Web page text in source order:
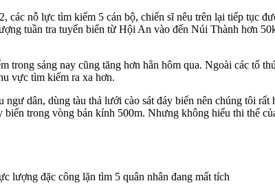
các nỗ lực tìm kiếm 5 cán bộ, chiến sĩ nêu trên lại tiếp tục
tuần tra tuyến biển từ Hội An vào đến Núi Thành hơn
sáng nay cũng tăng hơn hẳn hôm qua. Ngoài các tổ
vực tìm kiếm ra xa hơn.
dân, dùng tàu thả lưới cào sát đáy biển nên chúng tôi
trong vòng bán kính 500m. Nhưng không hiểu thi thể
lượng đặc công lặn tìm 5 quân nhân đang mất tích